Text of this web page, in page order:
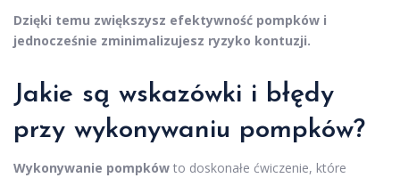
Dzięki temu zwiększysz efektywność pompków i
jednocześnie zminimalizujesz ryzyko kontuzji.
Jakie są wskazówki i błędy
przy wykonywaniu pompków?
Wykonywanie pompków to doskonałe ćwiczenie, które